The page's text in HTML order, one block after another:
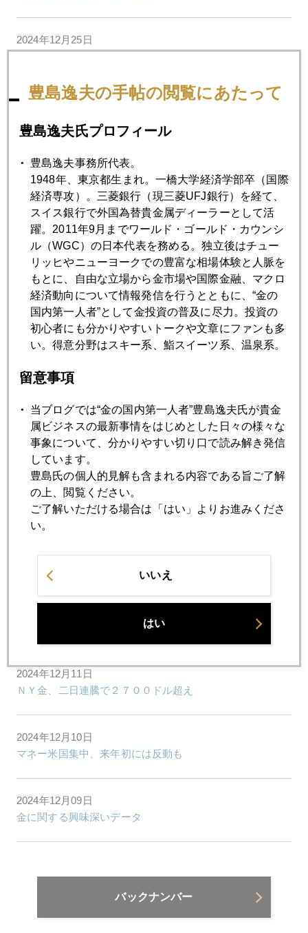
2024年12月25日
2024年12月24日
2024年12月23日
ＦＯＭＣ翌日、ＦＲＢ早くも内部亀裂露呈
2024年12月20日
ワンノッチ円安、日本９連休にＮＹ投機勢は手ぐすね
2024年12月19日
２０２５年、トランプ政権下、ＦＲＢ「利上げ」も覚悟
対中強硬派ナバロ氏、ＦＯＭＣ直前、関税インフレに一石
2024年12月17日
心変わり、やっぱり３０００ドルに
2024年12月16日
儲け過ぎたファンドの悩み、ＮＩＳＡ初心者組への教訓
2024年12月11日
ＮＹ金、二日連騰で２７００ドル超え
2024年12月10日
マネー米国集中、来年初には反動も
2024年12月09日
金に関する興味深いデータ
バックナンバー
豊島逸夫の手帖の閲覧にあたって
豊島逸夫氏プロフィール
豊島逸夫事務所代表。
1948年、東京都生まれ。一橋大学経済学部卒（国際
経済専攻）。三菱銀行（現三菱UFJ銀行）を経て、
スイス銀行で外国為替貴金属ディーラーとして活
躍。2011年9月までワールド・ゴールド・カウンシ
ル（WGC）の日本代表を務める。独立後はチュー
リッヒやニューヨークでの豊富な相場体験と人脈を
もとに、自由な立場から金市場や国際金融、マクロ
経済動向について情報発信を行うとともに、“金の
国内第一人者”として金投資の普及に尽力。投資の
初心者にも分かりやすいトークや文章にファンも多
い。得意分野はスキー系、鮨スイーツ系、温泉系。
留意事項
当ブログでは“金の国内第一人者”豊島逸夫氏が貴金
属ビジネスの最新事情をはじめとした日々の様々な
事象について、分かりやすい切り口で読み解き発信
しています。
豊島氏の個人的見解も含まれる内容である旨ご了解
の上、閲覧ください。
ご了解いただける場合は「はい」よりお進みくださ
い。
いいえ
はい